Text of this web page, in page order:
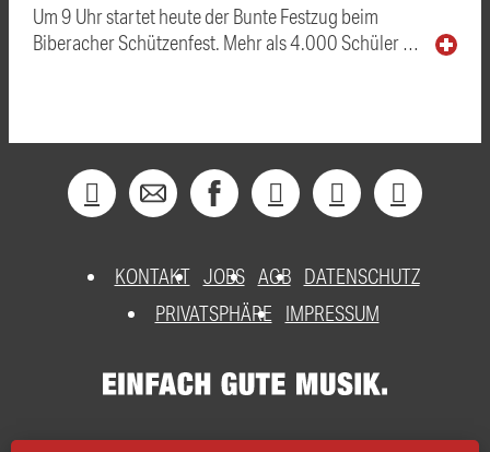
Um 9 Uhr startet heute der Bunte Festzug beim
Biberacher Schützenfest. Mehr als 4.000 Schüler …
KONTAKT JOBS AGB DATENSCHUTZ
PRIVATSPHÄRE
IMPRESSUM